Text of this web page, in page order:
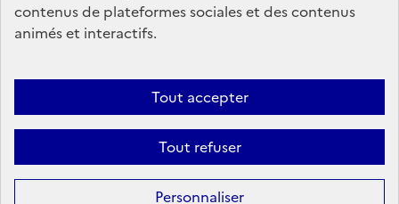
contenus de plateformes sociales et des contenus
animés et interactifs.
Tout accepter
Tout refuser
Personnaliser
Nous contacter Mentions légales
Accessibilité : partiellement
Politique d’utilisation des témoins de connexion (cookies)
Politique générale de protection des données
Sauf mention contraire, tous les contenus de ce site sont sous